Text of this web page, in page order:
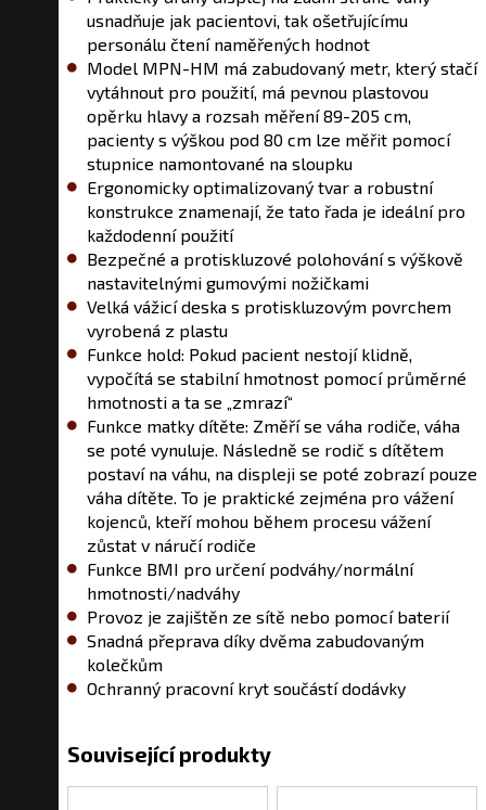
usnadňuje jak pacientovi, tak ošetřujícímu
personálu čtení naměřených hodnot
Model MPN-HM má zabudovaný metr, který stačí
vytáhnout pro použití, má pevnou plastovou
opěrku hlavy a rozsah měření 89-205 cm,
pacienty s výškou pod 80 cm lze měřit pomocí
stupnice namontované na sloupku
Ergonomicky optimalizovaný tvar a robustní
konstrukce znamenají, že tato řada je ideální pro
každodenní použití
Bezpečné a protiskluzové polohování s výškově
nastavitelnými gumovými nožičkami
Velká vážicí deska s protiskluzovým povrchem
vyrobená z plastu
Funkce hold: Pokud pacient nestojí klidně,
vypočítá se stabilní hmotnost pomocí průměrné
hmotnosti a ta se „zmrazí“
Funkce matky dítěte: Změří se váha rodiče, váha
se poté vynuluje. Následně se rodič s dítětem
postaví na váhu, na displeji se poté zobrazí pouze
váha dítěte. To je praktické zejména pro vážení
kojenců, kteří mohou během procesu vážení
zůstat v náručí rodiče
Funkce BMI pro určení podváhy/normální
hmotnosti/nadváhy
Provoz je zajištěn ze sítě nebo pomocí baterií
Snadná přeprava díky dvěma zabudovaným
kolečkům
Ochranný pracovní kryt součástí dodávky
Související produkty